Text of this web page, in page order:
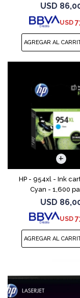
USD
USD
HP - 954xl - Ink
Cyan - 1,600
USD
USD